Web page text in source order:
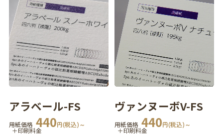
アラベール-FS
用紙価格 440円(税込)～
＋印刷料金
ヴァンヌーボV-FS
用紙価格 440円(税込)～
＋印刷料金